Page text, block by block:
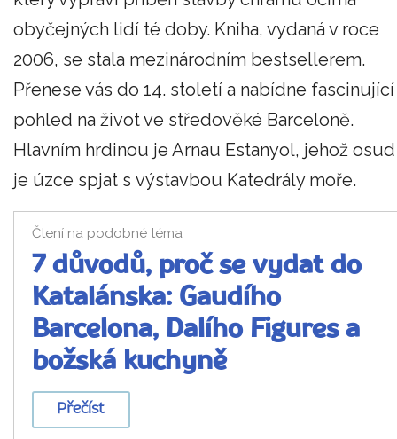
obyčejných lidí té doby. Kniha, vydaná v roce
2006, se stala mezinárodním bestsellerem.
Přenese vás do 14. století a nabídne fascinující
pohled na život ve středověké Barceloně.
Hlavním hrdinou je Arnau Estanyol, jehož osud
je úzce spjat s výstavbou Katedrály moře.
Čtení na podobné téma
7 důvodů, proč se vydat do
Katalánska: Gaudího
Barcelona, Dalího Figures a
božská kuchyně
Přečíst